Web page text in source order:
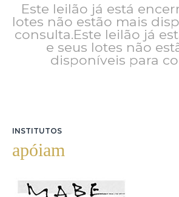
Este leilão já está
lotes não estão mais
consulta.Este leilão já
e seus lotes não
disponíveis para
INSTITUTOS
apóiam